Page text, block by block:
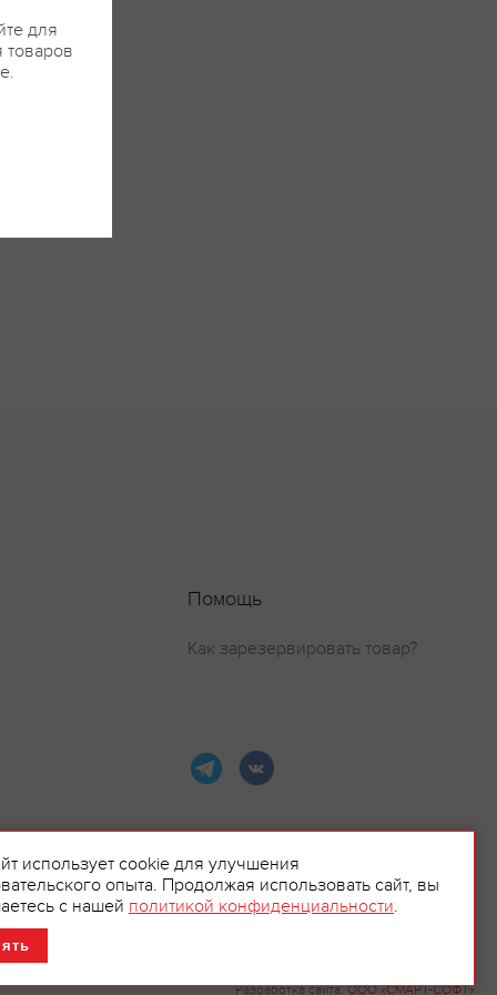
Разработка сайта:ООО «СМАРТ-СОФТ»
Помощь
Как зарезервировать товар?
использует cookie для улучшения
опыта. Продолжая использовать сайт, вы
с нашей политикой конфиденциальности.
для